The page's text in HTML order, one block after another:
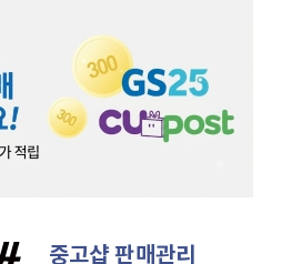
중고샵 판매관리